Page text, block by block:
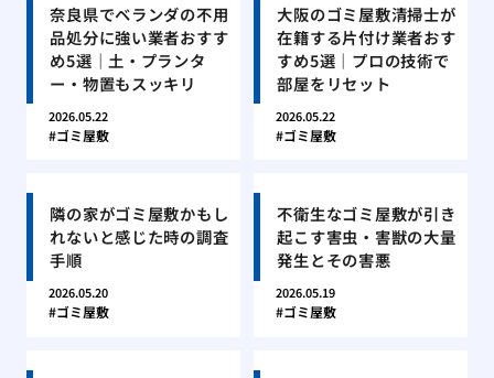
奈良県でベランダの不用
品処分に強い業者おすす
め5選｜土・プランタ
ー・物置もスッキリ
2026.05.22
ゴミ屋敷
大阪のゴミ屋敷清掃士が
在籍する片付け業者おす
すめ5選｜プロの技術で
部屋をリセット
2026.05.22
ゴミ屋敷
隣の家がゴミ屋敷かもし
れないと感じた時の調査
手順
2026.05.20
ゴミ屋敷
不衛生なゴミ屋敷が引き
起こす害虫・害獣の大量
発生とその害悪
2026.05.19
ゴミ屋敷